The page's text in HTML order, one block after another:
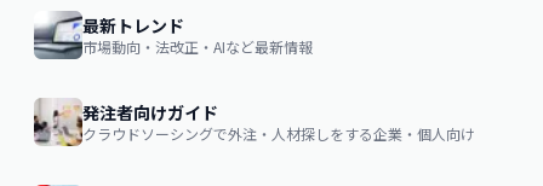
最新トレンド
市場動向・法改正・AIなど最新情報
発注者向けガイド
クラウドソーシングで外注・人材探しをする企業・個人向け